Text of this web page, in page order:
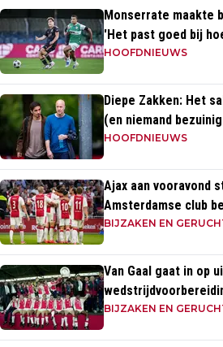
Monserrate maakte
'Het past goed bij
HOOFDNIEUWS
Diepe Zakken: Het
(en niemand
HOOFDNIEUWS
Ajax aan vooravond
Amsterdamse club
zege
BIJZAKEN EN
Van Gaal gaat in op
discipline, een ritme'
BIJZAKEN EN